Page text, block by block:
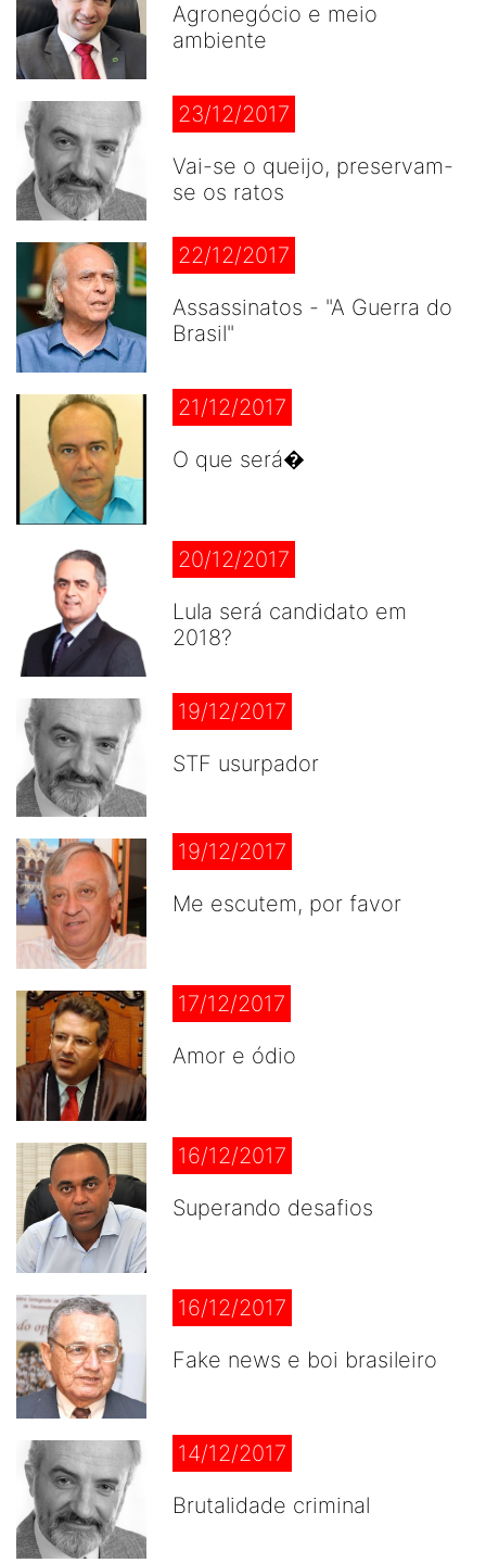
Agronegócio e meio
ambiente
23/12/2017
Vai-se o queijo, preservam-
se os ratos
22/12/2017
Assassinatos - "A Guerra do
Brasil"
21/12/2017
O que será�
20/12/2017
Lula será candidato em
2018?
19/12/2017
STF usurpador
19/12/2017
Me escutem, por favor
17/12/2017
Amor e ódio
16/12/2017
Superando desafios
16/12/2017
Fake news e boi brasileiro
14/12/2017
Brutalidade criminal